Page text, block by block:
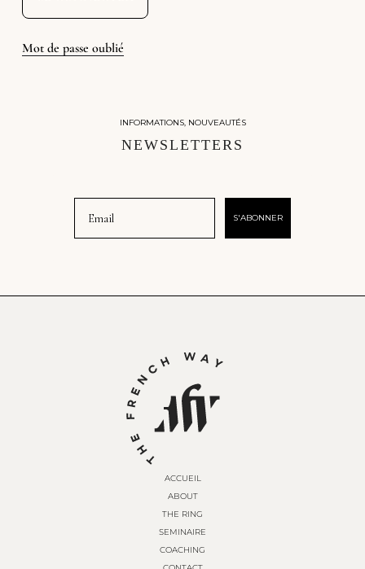
Mot de passe oublié
INFORMATIONS, NOUVEAUTÉS
NEWSLETTERS
S'ABONNER
ACCUEIL
ABOUT
THE RING
SEMINAIRE
COACHING